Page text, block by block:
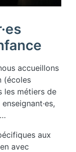
accueillons
(écoles
les métiers de
aux
avec